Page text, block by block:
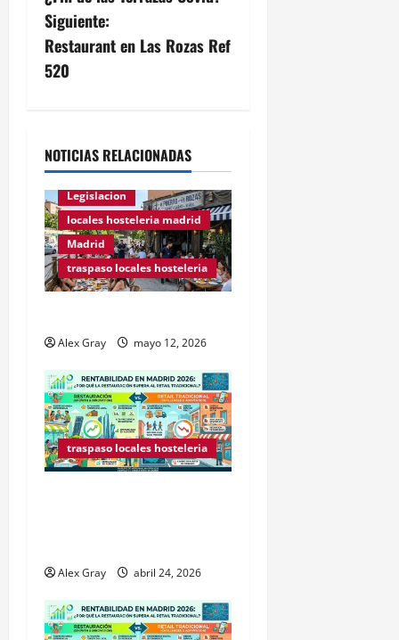
joven,
famoso
por su
ambiente,
Siguiente:
Restaurant en Las Rozas Ref
520
NOTICIAS RELACIONADAS
Legislacion
locales hosteleria madrid
Madrid
traspaso locales hosteleria
Alex Gray mayo 12, 2026
traspaso locales hosteleria
Alex Gray abril 24, 2026